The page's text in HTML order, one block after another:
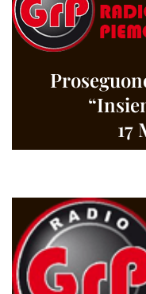
17